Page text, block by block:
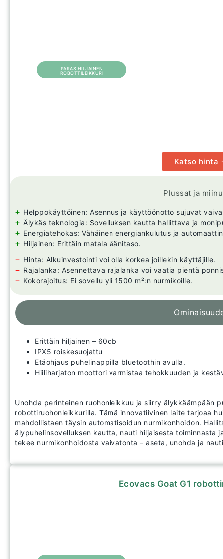
PARAS HILJAINEN
ROBOTTILEIKKURI
Katso hinta
Plussat ja
+ Helppokäyttöinen: Asennus ja käyttöönotto sujuvat
+ Älykäs teknologia: Sovelluksen kautta hallittava ja
+ Energiatehokas: Vähäinen energiankulutus ja
+ Hiljainen: Erittäin matala äänitaso.
− Hinta: Alkuinvestointi voi olla korkea joillekin käyttäjille.
− Rajalanka: Asennettava rajalanka voi vaatia pientä
− Kokorajoitus: Ei sovellu yli 1500 m²:n nurmikoille.
Erittäin hiljainen – 60db
IPX5 roiskesuojattu
Etäohjaus puhelinappilla bluetoothin avulla.
Hiiliharjaton moottori varmistaa tehokkuuden ja
Unohda perinteinen ruohonleikkuu ja siirry älykkäämpään
robottiruohonleikkurilla. Tämä innovatiivinen laite tarjoaa
mahdollistaen täysin automatisoidun nurmikonhoidon.
älypuhelinsovelluksen kautta, nauti hiljaisesta toiminnasta
tekee nurmikonhoidosta vaivatonta – aseta, unohda ja
Ecovacs Goat G1